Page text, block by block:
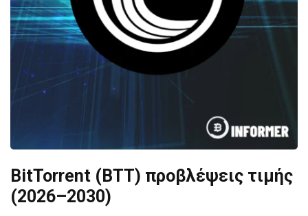
BitTorrent (BTT) προβλέψεις τιμής
(2026–2030)